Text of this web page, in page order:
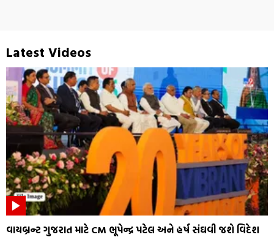
Latest Videos
વાયબ્રન્ટ ગુજરાત માટે CM ભૂપેન્દ્ર પટેલ અને હર્ષ સંઘવી જશે વિદેશ